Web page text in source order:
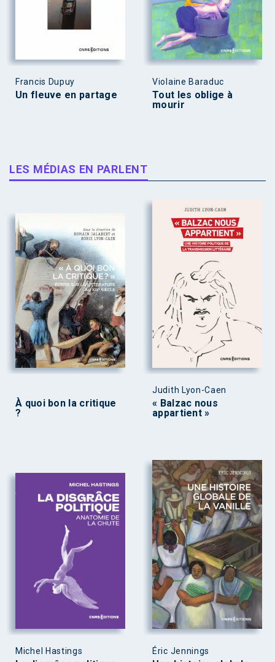
Francis Dupuy
Un fleuve en partage
Violaine Baraduc
Tout les oblige à
mourir
LES MÉDIAS EN PARLENT
À quoi bon la critique
?
Judith Lyon-Caen
« Balzac nous
appartient »
Michel Hastings Éric Jennings